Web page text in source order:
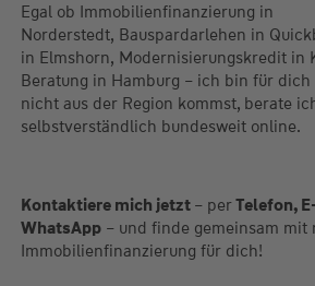
Egal ob Immobilienfinanzierung in
Norderstedt, Bauspardarlehen in
in Elmshorn, Modernisierungskredit in
Beratung in Hamburg – ich bin für dich
nicht aus der Region kommst, berate
selbstverständlich bundesweit online.
Kontaktiere mich jetzt – perTelefon,
WhatsApp– und finde gemeinsam mit
Immobilienfinanzierung für dich!